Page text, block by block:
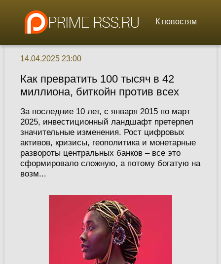
К новостям
14.04.2025 23:00
Как превратить 100 тысяч в 42
миллиона, биткойн против всех
За последние 10 лет, с января 2015 по март
2025, инвестиционный ландшафт претерпел
значительные изменения. Рост цифровых
активов, кризисы, геополитика и монетарные
развороты центральных банков – все это
сформировало сложную, а потому богатую на
возм...